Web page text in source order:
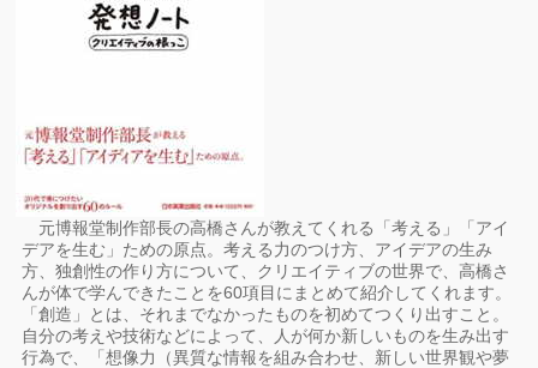
元博報堂制作部長の高橋さんが教えてくれる「考える」「アイ
デアを生む」ための原点。考える力のつけ方、アイデアの生み
方、独創性の作り方について、クリエイティブの世界で、高橋さ
んが体で学んできたことを60項目にまとめて紹介してくれます。
「創造」とは、それまでなかったものを初めてつくり出すこと。
自分の考えや技術などによって、人が何か新しいものを生み出す
行為で、「想像力（異質な情報を組み合わせ、新しい世界観や夢